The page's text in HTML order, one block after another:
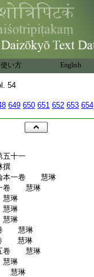
使い方 English
54
649 650 651 652 653 654
五十一
撰
本一卷 慧琳
一卷 慧琳
琳
琳
琳
卷 慧琳
卷 慧琳
五卷 慧琳
琳
慧琳